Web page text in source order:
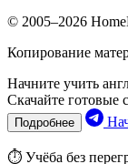
© 2005–2026
Копирование
Начните учить
Скачайте готовые
Подробнее
⏱ Учёба без